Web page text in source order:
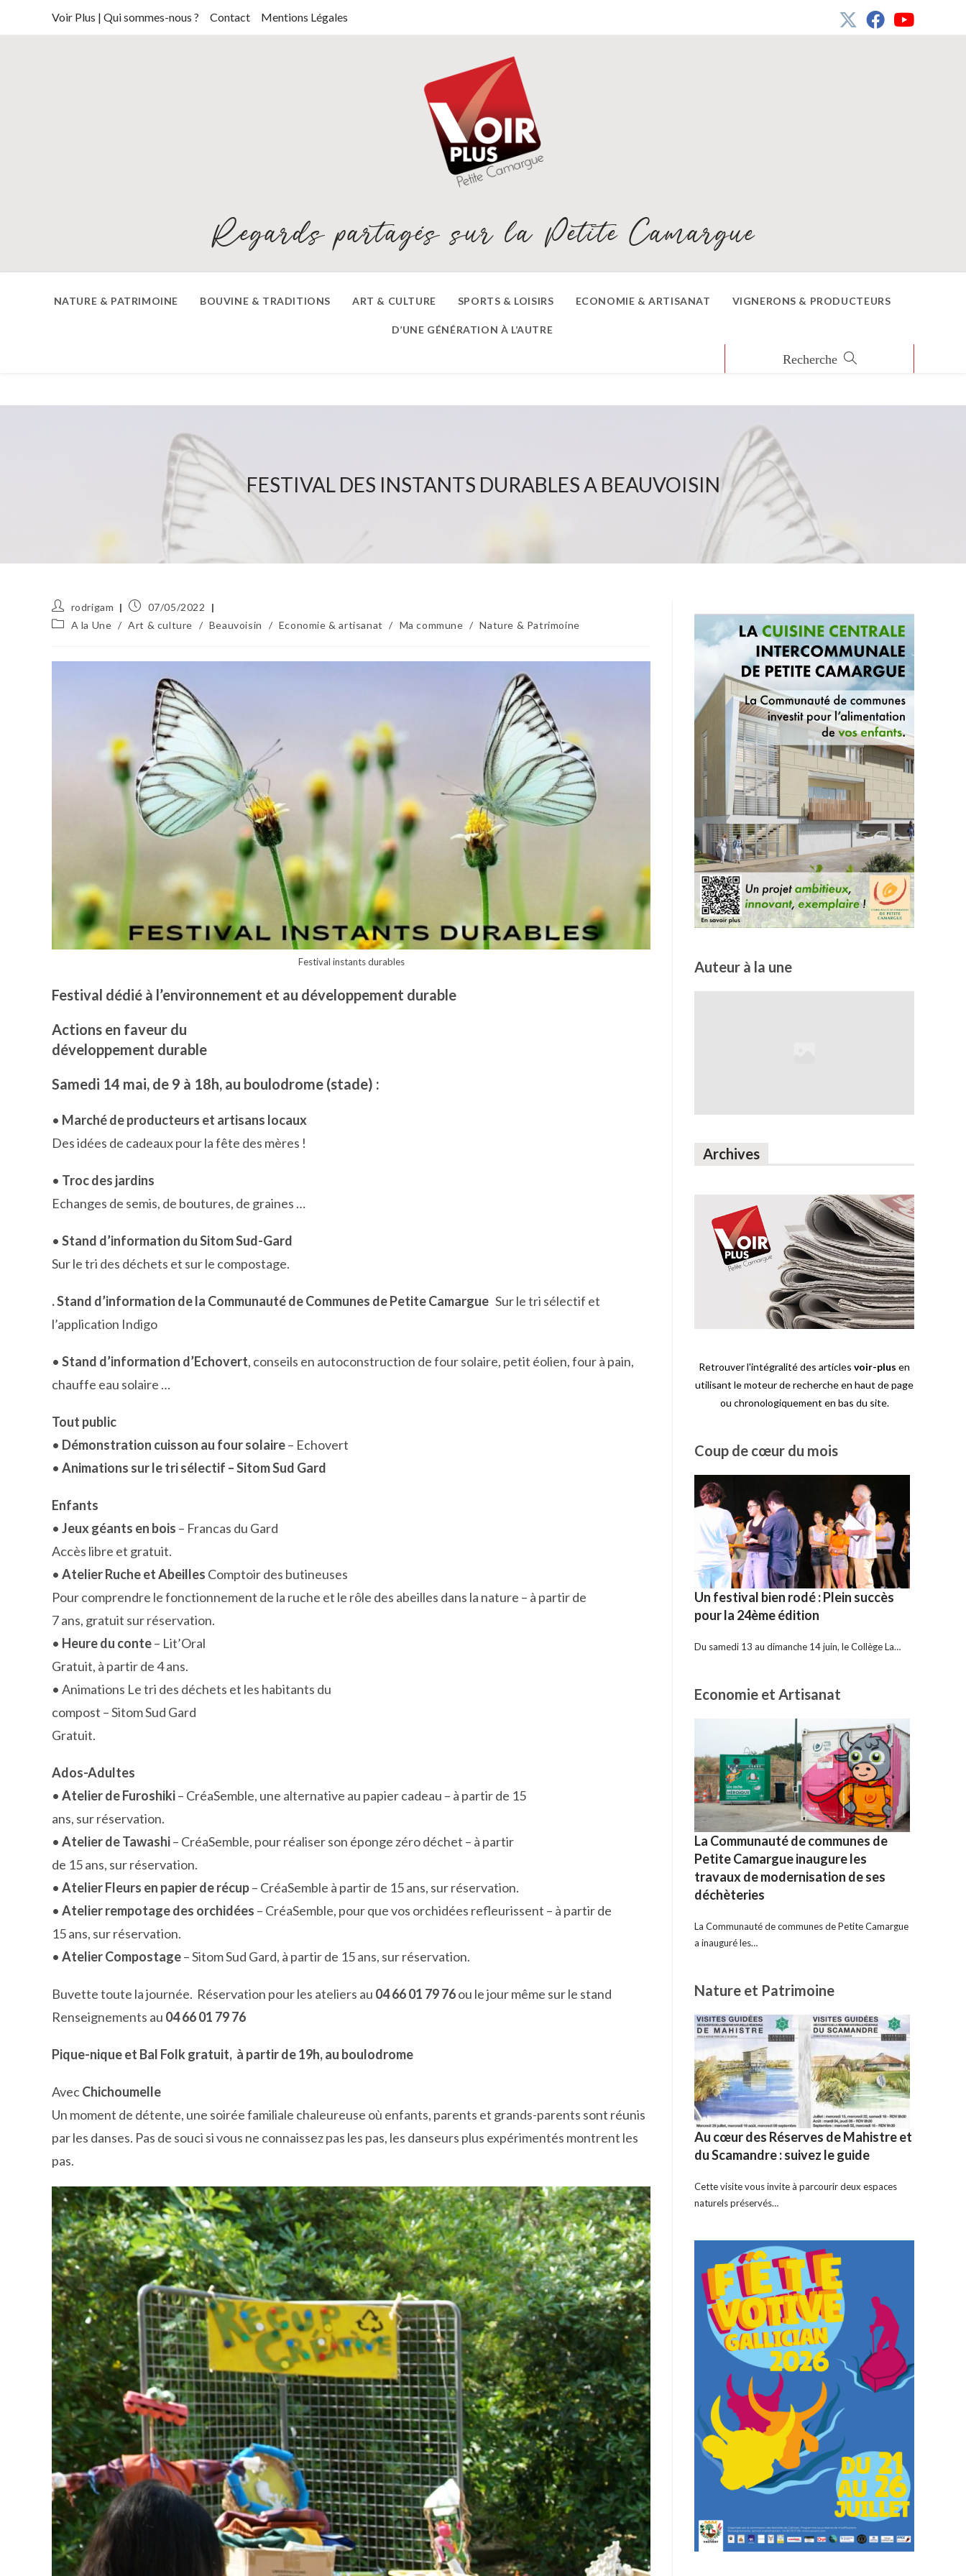
Voir Plus | Qui sommes-nous ? Contact Mentions Légales
Regards partagés sur la Petite Camargue
NATURE & PATRIMOINE BOUVINE & TRADITIONS ART & CULTURE SPORTS & LOISIRS ECONOMIE & ARTISANAT VIGNERONS & PRODUCTEURS
D’UNE GÉNÉRATION À L’AUTRE
FESTIVAL DES INSTANTS DURABLES A BEAUVOISIN
Auteur/autrice
de
rodrigam
Publication
publiée :
07/05/2022
PostA la Une / Art & culture / Beauvoisin / Economie & artisanat / Ma commune / Nature & Patrimoine
Festival instants durables
Festival dédié à l’environnement et au développement durable
Actions en faveur du
développement durable
Samedi 14 mai, de 9 à 18h, au boulodrome (stade) :
• Marché de producteurs et artisans locaux
Des idées de cadeaux pour la fête des mères !
• Troc des jardins
Echanges de semis, de boutures, de graines …
• Stand d’information du Sitom Sud-Gard
Sur le tri des déchets et sur le compostage.
. Stand d’information de la Communauté de Communes de Petite Camargue Sur le tri sélectif et
l’application Indigo
• Stand d’information d’Echovert, conseils en autoconstruction de four solaire, petit éolien, four à pain,
chauffe eau solaire …
Tout public
• Démonstration cuisson au four solaire– Echovert
• Animations sur le tri sélectif – Sitom Sud Gard
Enfants
• Jeux géants en bois – Francas du Gard
Accès libre et gratuit.
• Atelier Ruche et Abeilles Comptoir des butineuses
Pour comprendre le fonctionnement de la ruche et le rôle des abeilles dans la nature – à partir de
7 ans, gratuit sur réservation.
• Heure du conte– Lit’Oral
Gratuit, à partir de 4 ans.
• Animations Le tri des déchets et les habitants du
compost – Sitom Sud Gard
Gratuit.
Ados-Adultes
• Atelier de Furoshiki– CréaSemble, une alternative au papier cadeau – à partir de 15
ans, sur réservation.
• Atelier de Tawashi– CréaSemble, pour réaliser son éponge zéro déchet – à partir
de 15 ans, sur réservation.
• Atelier Fleurs en papier de récup– CréaSemble à partir de 15 ans, sur réservation.
• Atelier rempotage des orchidées – CréaSemble, pour que vos orchidées refleurissent – à partir de
15 ans, sur réservation.
• Atelier Compostage– Sitom Sud Gard, à partir de 15 ans, sur réservation.
Buvette toute la journée. Réservation pour les ateliers au 04 66 01 79 76ou le jour même sur le stand
Renseignements au 04 66 01 79 76
Pique-nique et Bal Folk gratuit, à partir de 19h, au boulodrome
AvecChichoumelle
Un moment de détente, une soirée familiale chaleureuse où enfants, parents et grands-parents sont réunis
par les danses. Pas de souci si vous ne connaissez pas les pas, les danseurs plus expérimentés montrent les
pas.
Auteur à la une
Archives
Retrouver l'intégralité des articles voir-plus en
utilisant le moteur de recherche en haut de page
ou chronologiquement en bas du site.
Coup de cœur du mois
Un festival bien rodé : Plein succès
pour la 24ème édition
Du samedi 13 au dimanche 14 juin, le Collège La…
Economie et Artisanat
La Communauté de communes de
Petite Camargue inaugure les
travaux de modernisation de ses
déchèteries
La Communauté de communes de Petite Camargue
a inauguré les…
Nature et Patrimoine
Au cœur des Réserves de Mahistre et
du Scamandre : suivez le guide
Cette visite vous invite à parcourir deux espaces
naturels préservés…